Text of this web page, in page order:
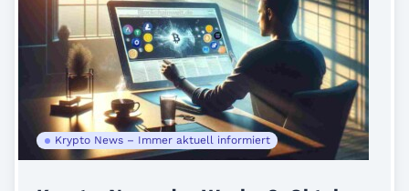
Krypto News – Immer aktuell informiert